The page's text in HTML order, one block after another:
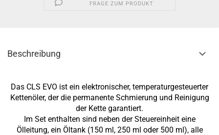
FRAGE ZUM PRODUKT
Beschreibung
Das CLS EVO ist ein elektronischer, temperaturgesteuerter
Kettenöler, der die permanente Schmierung und Reinigung
der Kette garantiert.
Im Set enthalten sind neben der Steuereinheit eine
Ölleitung, ein Öltank (150 ml, 250 ml oder 500 ml), alle